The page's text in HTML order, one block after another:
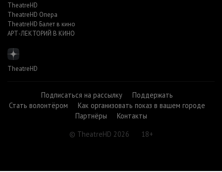
TheatreHD
TheatreHD Опера
TheatreHD Балет в кино
АРТ-ЛЕКТОРИЙ В КИНО
TheatreHD
Подписаться на рассылку
Поддержать
Стать волонтёром
Как организовать показ в вашем городе
Партнёры
Контакты
© TheatreHD 2026
18+